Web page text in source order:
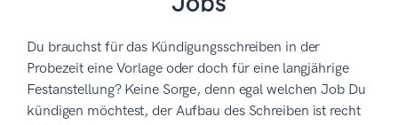
Du brauchst für das Kündigungsschreiben in der
Probezeit eine Vorlage oder doch für eine langjährige
Festanstellung? Keine Sorge, denn egal welchen Job Du
kündigen möchtest, der Aufbau des Schreiben ist recht